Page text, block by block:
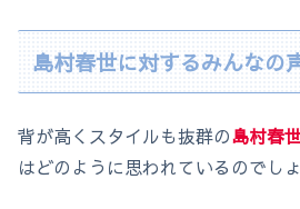
島村春世に対するみんなの
背が高くスタイルも抜群の島村春
はどのように思われているのでし